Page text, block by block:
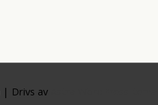
| Drivs av